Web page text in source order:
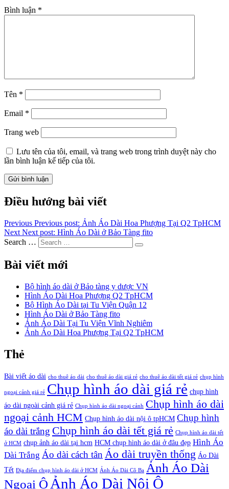
Bình luận *
Tên *
Email *
Trang web
Lưu tên của tôi, email, và trang web trong trình duyệt này cho
lần bình luận kế tiếp của tôi.
Điều hướng bài viết
Previous Previous post: Ảnh Áo Dài Hoa Phượng Tại Q2 TpHCM
Next Next post: Hình Áo Dài ở Bảo Tàng fito
Search …
Bài viết mới
Bộ hình áo dài ở Bảo tàng y dược VN
Hình Áo Dài Hoa Phượng Q2 TpHCM
Bộ Hình Áo Dài tại Tu Viện Quận 12
Hình Áo Dài ở Bảo Tàng fito
Ảnh Áo Dài Tại Tu Viện Vĩnh Nghiêm
Ảnh Áo Dài Hoa Phượng Tại Q2 TpHCM
Thẻ
Bài viết áo dài cho thuê áo dài cho thuê áo dài giá rẻ cho thuê áo dài tết giá rẻ chụp hình
ngoại cảnh giá rẻ Chụp hình áo dài giá rẻ chụp hình
áo dài ngoài cảnh giá rẻ Chụp hình áo dài ngoại cảnh Chụp hình áo dài
ngoại cảnh HCM Chụp hình áo dài nội ô tpHCM Chụp hình
áo dài trắng Chụp hình áo dài tết giá rẻ Chụp hình áo dài tết
ở HCM chụp ảnh áo dài tại hcm HCM chụp hình áo dài ở đâu đẹp Hình Áo
Dài Trắng Áo dài cách tân Áo dài truyền thống Áo Dài
Tết Địa điểm chụp hình áo dài ở HCM Ảnh Áo Dài Cô Ba Ảnh Áo Dài
Ngoại Ô Ảnh Áo Dài Nội Ô